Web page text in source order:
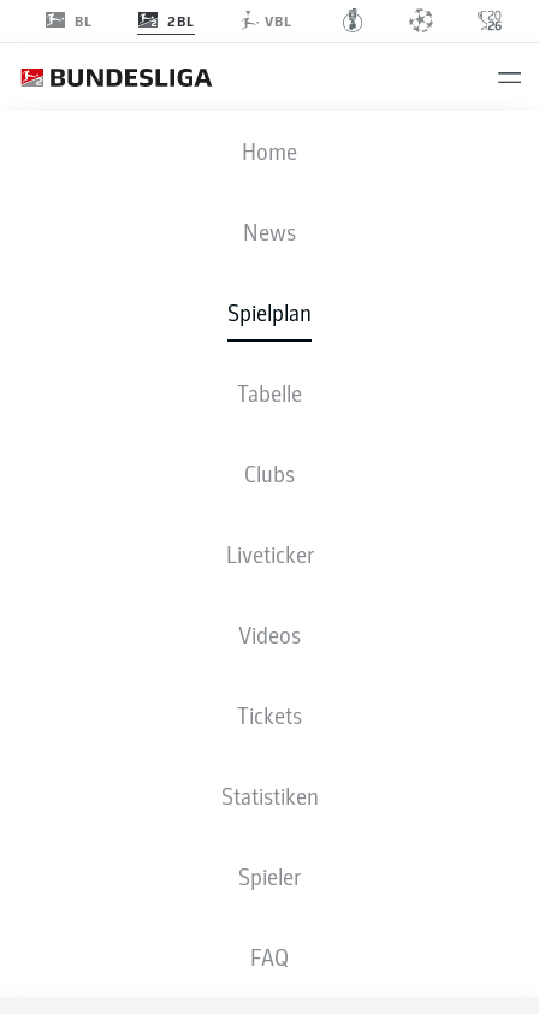
BL 2BL VBL
Home
News
Spielplan
Tabelle
Clubs
Liveticker
Videos
Tickets
Statistiken
Spieler
FAQ
KSV
AUFSTELLUNGEN